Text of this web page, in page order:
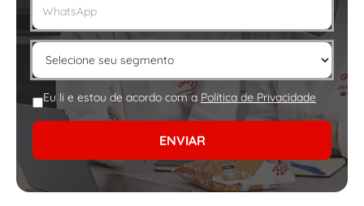
Eu li e estou de acordo com a Política de Privacidade
ENVIAR